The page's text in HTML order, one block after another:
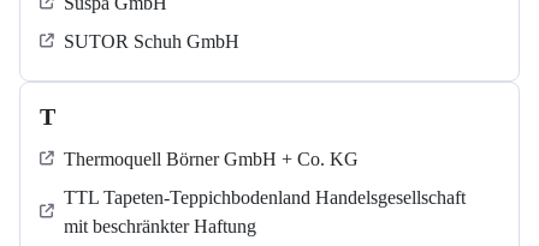
SUTOR Schuh GmbH
T
Thermoquell Börner GmbH + Co. KG
TTL Tapeten-Teppichbodenland Handelsgesellschaft
mit beschränkter Haftung